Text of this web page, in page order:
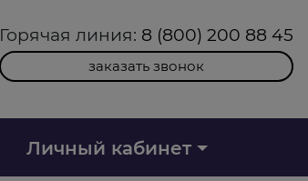
Горячая линия: 8 (800) 200 88 45
заказать звонок
Личный кабинет